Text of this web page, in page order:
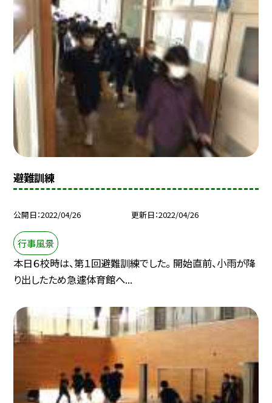
避難訓練
公開日 2022/04/26 更新日 2022/04/26
行事風景
本日６校時は、第１回避難訓練でした。 開始直前、小雨が降
り出したため急遽体育館へ...